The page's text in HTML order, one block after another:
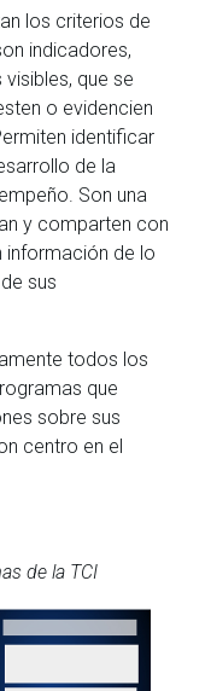
los criterios de
indicadores,
que se
o evidencien
identificar
de la
Son una
y comparten con
información de lo
sus
todos los
que
sobre sus
centro en el
de la TCI